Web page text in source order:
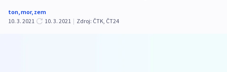
ton,mor, zem
10. 3. 2021
10. 3. 2021 | Zdroj: ČTK, ČT24